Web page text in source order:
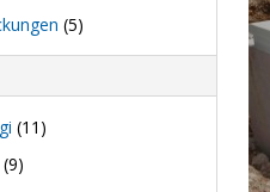
(5)
(11)
(9)